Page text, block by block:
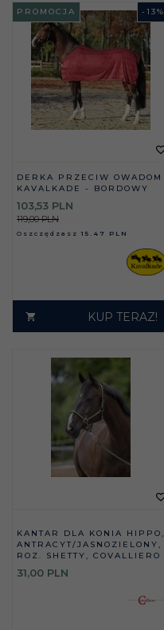
- 13%
PROMOCJA
DERKA PRZECIW OWADOM
KAVALKADE - BORDOWY
103,53 PLN
119,00 PLN
Oszczędzasz 15.47 PLN
KUP TERAZ!
KANTAR DLA KONIA HIPPO,
ANTRACYT/JASNOZIELONY,
ROZ. SHETTY, COVALLIERO
31,00 PLN